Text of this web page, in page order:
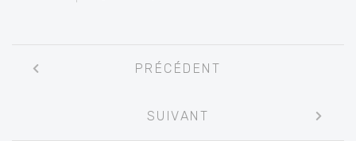
entre
PRÉCÉDENT
SUIVANT